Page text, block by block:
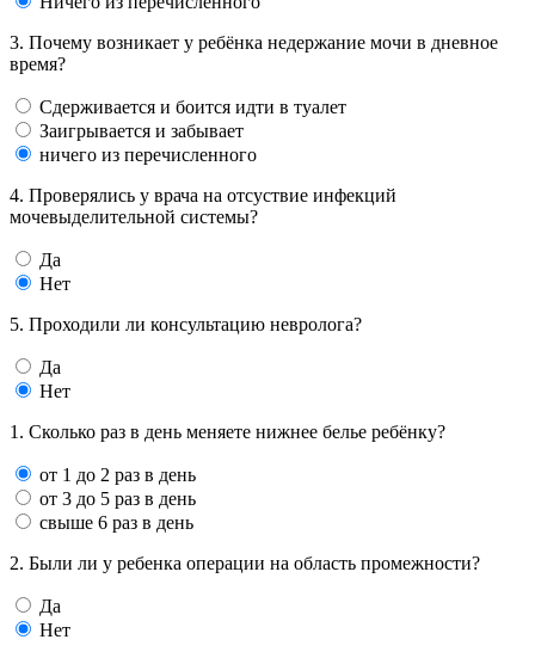
3. Почему возникает у ребёнка недержание мочи в дневное
время?
Сдерживается и боится идти в туалет
Заигрывается и забывает
ничего из перечисленного
4. Проверялись у врача на отсуствие инфекций
мочевыделительной системы?
Да
Нет
5. Проходили ли консультацию невролога?
Да
Нет
1. Сколько раз в день меняете нижнее белье ребёнку?
от 1 до 2 раз в день
от 3 до 5 раз в день
свыше 6 раз в день
2. Были ли у ребенка операции на область промежности?
Да
Нет